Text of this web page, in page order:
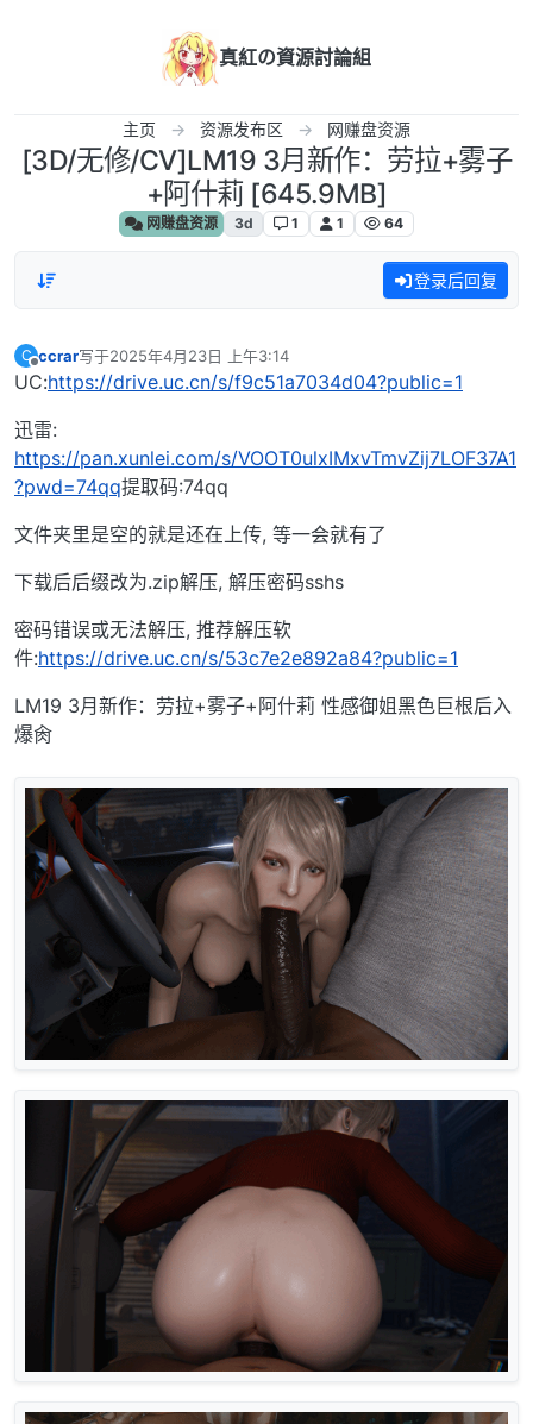
真紅の資源討論組
主页 资源发布区 网赚盘资源
[3D/无修/CV]LM19 3月新作：劳拉+雾子
+阿什莉 [645.9MB]
网赚盘资源 3d 1 1 64
登录后回复
C
离线
ccrar写于2025年4月23日 上午3:14
最后由 编辑
UC:https://drive.uc.cn/s/f9c51a7034d04?public=1
迅雷:
https://pan.xunlei.com/s/VOOT0ulxIMxvTmvZij7LOF37A1
?pwd=74qq提取码:74qq
文件夹里是空的就是还在上传, 等一会就有了
下载后后缀改为.zip解压, 解压密码sshs
密码错误或无法解压, 推荐解压软
件:https://drive.uc.cn/s/53c7e2e892a84?public=1
LM19 3月新作：劳拉+雾子+阿什莉 性感御姐黑色巨根后入
爆肏